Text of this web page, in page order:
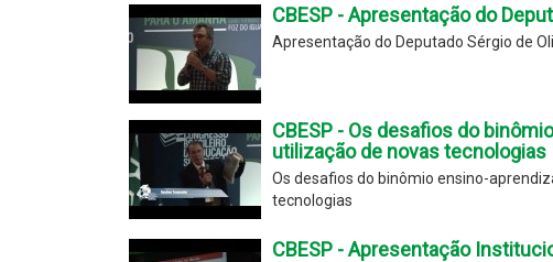
CBESP - Apresentação do
Apresentação do Deputado Sérgio de
CBESP - Os desafios do
utilização de novas tecnologias
Os desafios do binômio ensino-
tecnologias
CBESP - Apresentação